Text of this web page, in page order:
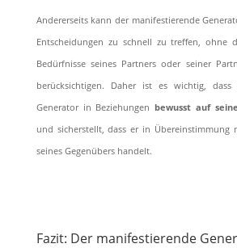
Andererseits kann der manifestierende
Entscheidungen zu schnell zu treffen, ohne
Bedürfnisse seines Partners oder seiner
berücksichtigen. Daher ist es wichtig, dass
Generator in Beziehungen bewusst auf
und sicherstellt, dass er in Übereinstimmung
seines Gegenübers handelt.
Fazit: Der manifestierende